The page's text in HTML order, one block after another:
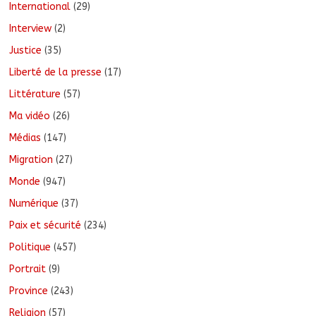
International (29)
Interview (2)
Justice (35)
Liberté de la presse (17)
Littérature (57)
Ma vidéo (26)
Médias (147)
Migration (27)
Monde (947)
Numérique (37)
Paix et sécurité (234)
Politique (457)
Portrait (9)
Province (243)
Religion (57)